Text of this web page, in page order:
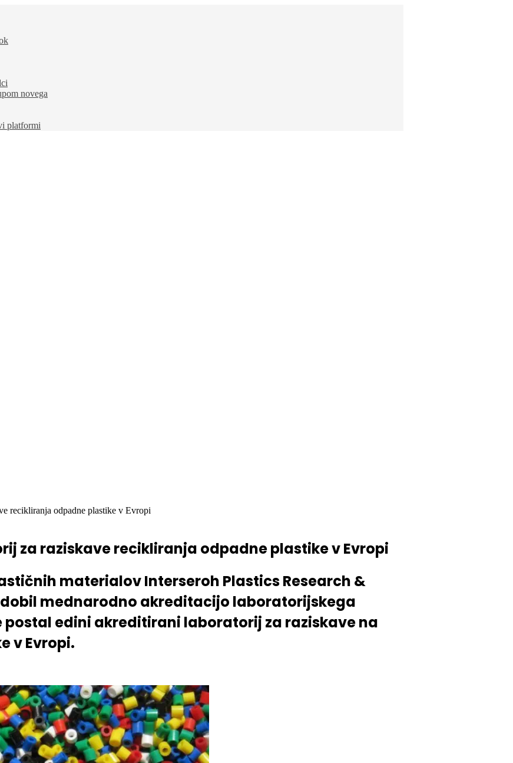
novega
platformi
recikliranja odpadne plastike v Evropi
za raziskave recikliranja odpadne plastike v Evropi
materialov Interseroh Plastics Research &
mednarodno akreditacijo laboratorijskega
postal edini akreditirani laboratorij za raziskave na
v Evropi.